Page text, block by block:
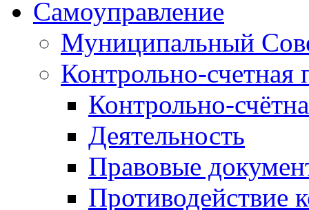
Самоуправление
Муниципальный
Контрольно-счетная
Контрольно-
Деятельность
Правовые
Противодействие